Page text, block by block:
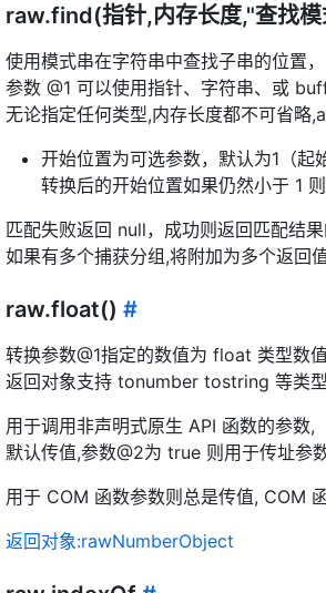
raw.find(指针,内存长度,"查找模
使用模式串在字符串中查找子串的位置，
参数 @1 可以使用指针、字符串、或
无论指定任何类型,内存长度都不可省略
开始位置为可选参数，默认为1（
转换后的开始位置如果仍然小于 1
匹配失败返回 null，成功则返回匹配结
如果有多个捕获分组,将附加为多个返回
raw.float() #
转换参数@1指定的数值为 float 类型数
返回对象支持 tonumber tostring 等类型
用于调用非声明式原生 API 函数的参数,
默认传值,参数@2为 true 则用于传址参
用于 COM 函数参数则总是传值, COM
返回对象:rawNumberObject